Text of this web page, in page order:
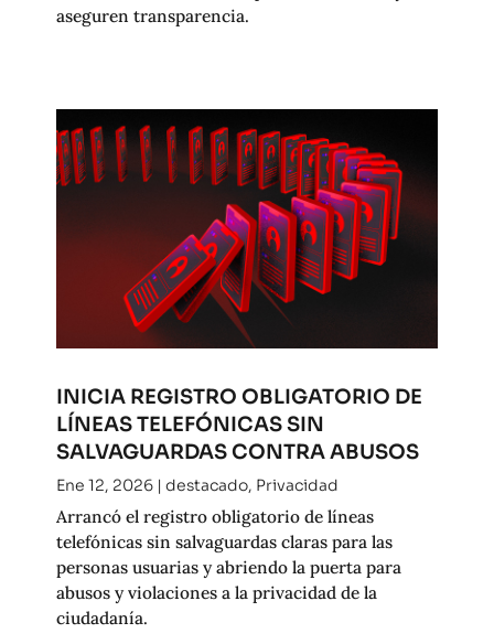
aseguren transparencia.
INICIA REGISTRO OBLIGATORIO DE
LÍNEAS TELEFÓNICAS SIN
SALVAGUARDAS CONTRA ABUSOS
Ene 12, 2026| destacado, Privacidad
Arrancó el registro obligatorio de líneas
telefónicas sin salvaguardas claras para las
personas usuarias y abriendo la puerta para
abusos y violaciones a la privacidad de la
ciudadanía.